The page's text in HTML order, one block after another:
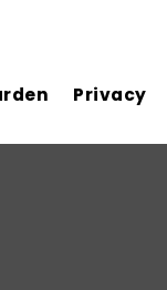
Privacy